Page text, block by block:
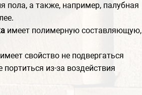
пола, а также, например, палубная
имеет полимерную составляющую,
свойство не подвергаться
портиться из-за воздействия